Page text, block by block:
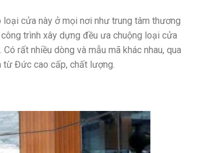
cửa này ở mọi nơi như trung tâm thương
trình xây dựng đều ưa chuộng loại cửa
rất nhiều dòng và mẫu mã khác nhau, qua
từ Đức cao cấp, chất lượng.